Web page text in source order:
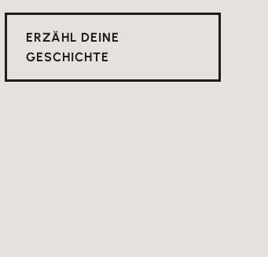
ERZÄHL DEINE
GESCHICHTE